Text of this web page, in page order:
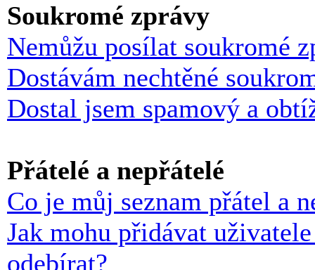
Soukromé zprávy
Nemůžu posílat soukromé
Dostávám nechtěné
Dostal jsem spamový a
Přátelé a nepřátelé
Co je můj seznam přátel a
Jak mohu přidávat
odebírat?